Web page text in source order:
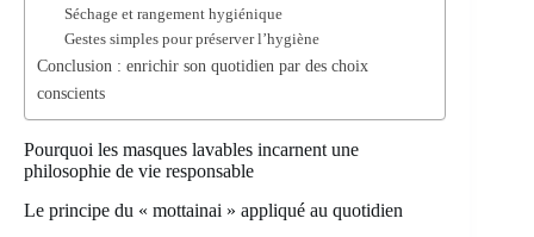
Séchage et rangement hygiénique
Gestes simples pour préserver l’hygiène
Conclusion : enrichir son quotidien par des choix
conscients
Pourquoi les masques lavables incarnent une
philosophie de vie responsable
Le principe du « mottainai » appliqué au quotidien